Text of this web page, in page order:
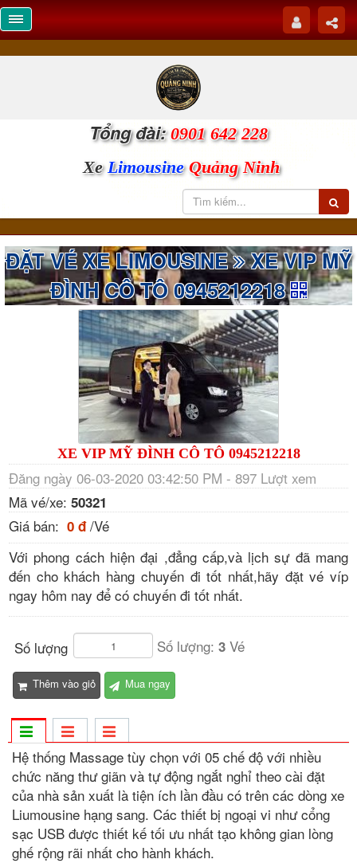
Tổng đài: 0901 642 228
XeLimousineQuảng Ninh
ĐẶT VÉ XE LIMOUSINE XE VIP MỸ
ĐÌNH CÔ TÔ 0945212218
XE VIP MỸ ĐÌNH CÔ TÔ 0945212218
Đăng ngày 06-03-2020 03:42:50 PM - 897 Lượt xem
Mã vé/xe: 50321
Giá bán: 0 đ /Vé
Với phong cách hiện đại ,đẳng cấp,và lịch sự đã mang
đến cho khách hàng chuyến đi tốt nhất,hãy đặt vé víp
ngay hôm nay để có chuyến đi tốt nhất.
Số lượng Số lượng: 3 Vé
Thêm vào giỏ Mua ngay
Hệ thống Massage tùy chọn với 05 chế độ với nhiều
chức năng thư giãn và tự động ngắt nghỉ theo cài đặt
của nhà sản xuất là tiện ích lần đầu có trên các dòng xe
Liumousine hạng sang. Các thiết bị ngoại vi như cổng
sạc USB được thiết kế tối ưu nhất tạo không gian lòng
ghế rộng rãi nhất cho hành khách.